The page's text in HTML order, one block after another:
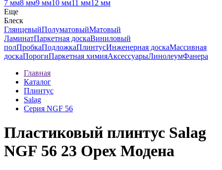
7 мм8 мм9 мм10 мм11 мм12 мм
Еще
Блеск
ГлянцевыйПолуматовыйМатовый
ЛаминатПаркетная доскаВиниловый
полПробкаПодложкаПлинтусИнженерная доскаМассивная
доскаПорогиПаркетная химияАксессуарыЛинолеумФанера
Главная
Каталог
Плинтус
Salag
Серия NGF 56
Пластиковый плинтус Salag
NGF 56 23 Орех Модена